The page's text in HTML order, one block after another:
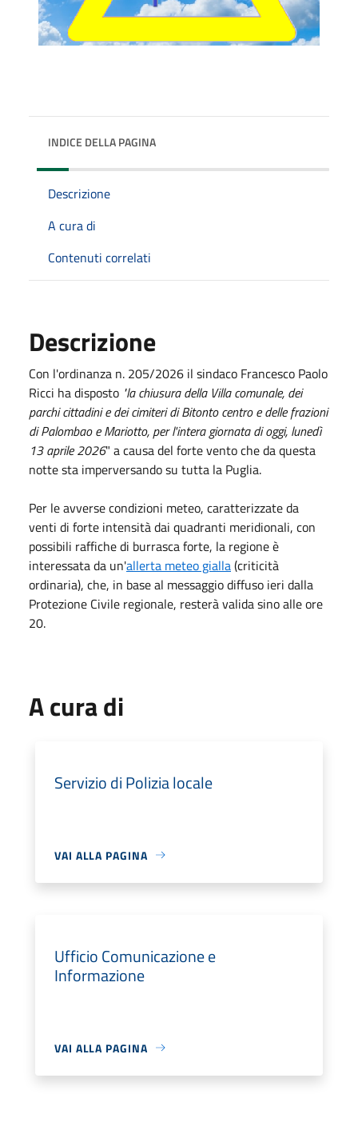
INDICE DELLA PAGINA
Descrizione
A cura di
Contenuti correlati
Descrizione
Con l'ordinanza n. 205/2026 il sindaco Francesco Paolo
Ricci ha disposto "la chiusura della Villa comunale, dei
parchi cittadini e dei cimiteri di Bitonto centro e delle frazioni
di Palombao e Mariotto, per l'intera giornata di oggi, lunedì
13 aprile 2026" a causa del forte vento che da questa
notte sta imperversando su tutta la Puglia.
Per le avverse condizioni meteo, caratterizzate da
venti di forte intensità dai quadranti meridionali, con
possibili raffiche di burrasca forte, la regione è
interessata da un'allerta meteo gialla(criticità
ordinaria), che, in base al messaggio diffuso ieri dalla
Protezione Civile regionale, resterà valida sino alle ore
20.
A cura di
Servizio di Polizia locale
VAI ALLA PAGINA
Ufficio Comunicazione e
Informazione
VAI ALLA PAGINA